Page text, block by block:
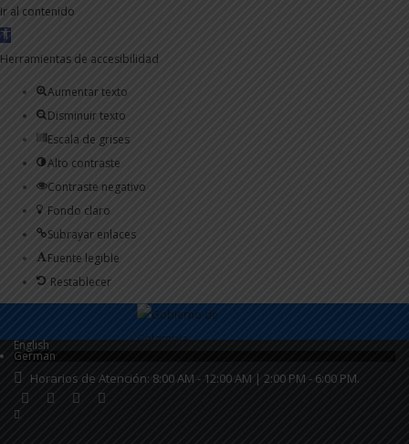
Ir al contenido
Abrir
barra
Herramientas de accesibilidad
Aumentar texto
Disminuir texto
Escala de grises
Alto contraste
Contraste negativo
Fondo claro
Subrayar enlaces
Fuente legible
Restablecer
English
German
Horarios de Atención: 8:00 AM - 12:00 AM | 2:00 PM - 6:00 PM.